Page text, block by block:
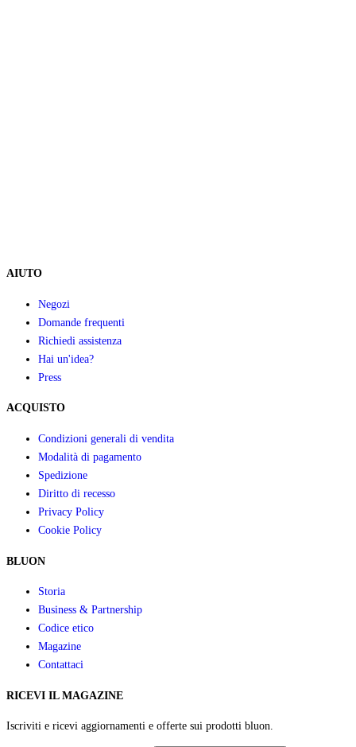
AIUTO
Negozi
Domande frequenti
Richiedi assistenza
Hai un'idea?
Press
ACQUISTO
Condizioni generali di vendita
Modalità di pagamento
Spedizione
Diritto di recesso
Privacy Policy
Cookie Policy
BLUON
Storia
Business & Partnership
Codice etico
Magazine
Contattaci
RICEVI IL MAGAZINE
Iscriviti e ricevi aggiornamenti e offerte sui prodotti bluon.